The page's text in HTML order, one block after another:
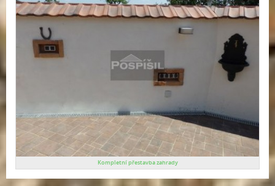
Kompletní přestavba zahrady